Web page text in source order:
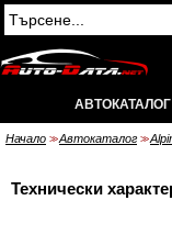
АВТОКАТАЛОГ
Начало >> Автокаталог >>
Технически